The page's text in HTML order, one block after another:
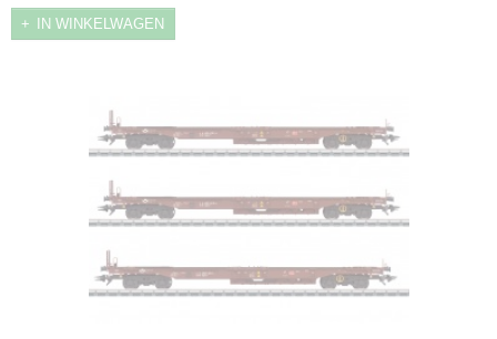
IN WINKELWAGEN